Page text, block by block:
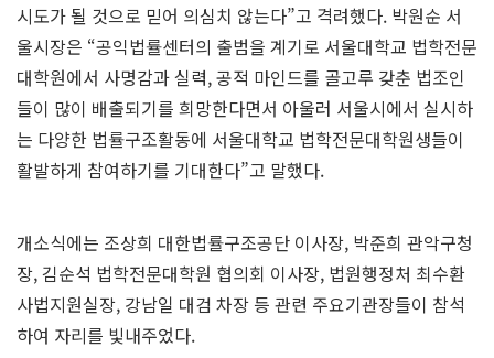
시도가 될 것으로 믿어 의심치 않는다”고 격려했다. 박원순 서
울시장은 “공익법률센터의 출범을 계기로 서울대학교 법학전문
대학원에서 사명감과 실력, 공적 마인드를 골고루 갖춘 법조인
들이 많이 배출되기를 희망한다면서 아울러 서울시에서 실시하
는 다양한 법률구조활동에 서울대학교 법학전문대학원생들이
활발하게 참여하기를 기대한다”고 말했다.
개소식에는 조상희 대한법률구조공단 이사장, 박준희 관악구청
장, 김순석 법학전문대학원 협의회 이사장, 법원행정처 최수환
사법지원실장, 강남일 대검 차장 등 관련 주요기관장들이 참석
하여 자리를 빛내주었다.